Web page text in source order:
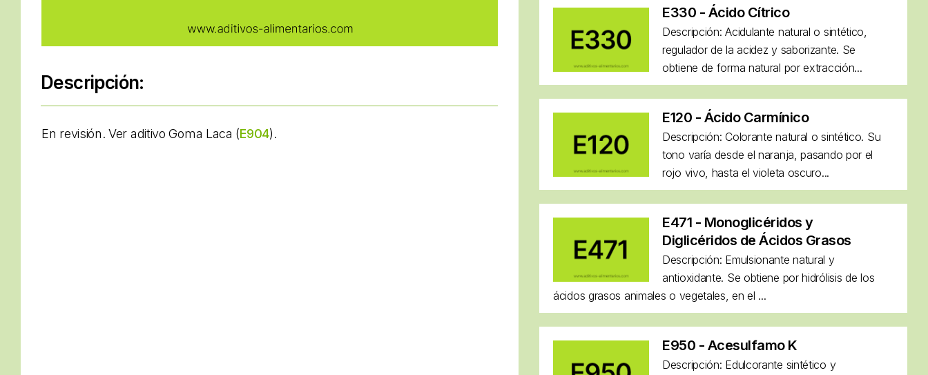
Descripción:
En revisión. Ver aditivo Goma Laca (E904).
E330 - Ácido Cítrico
Descripción: Acidulante natural o sintético,
regulador de la acidez y saborizante. Se
obtiene de forma natural por extracción...
E120 - Ácido Carmínico
Descripción: Colorante natural o sintético. Su
tono varía desde el naranja, pasando por el
rojo vivo, hasta el violeta oscuro...
E471 - Monoglicéridos y
Diglicéridos de Ácidos Grasos
Descripción: Emulsionante natural y
antioxidante. Se obtiene por hidrólisis de los
ácidos grasos animales o vegetales, en el ...
E950 - Acesulfamo K
Descripción: Edulcorante sintético y